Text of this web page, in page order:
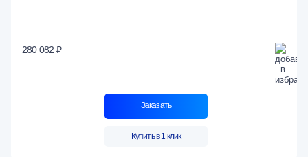
280 082 ₽
Заказать
Купить в 1 клик